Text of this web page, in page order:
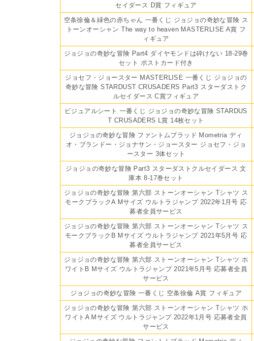
セイダース D賞 フィギュア
空条徐倫＆緑色の赤ちゃん 一番くじ ジョジョの奇妙な冒険 ス
トーンオーシャン The way to heaven MASTERLISE A賞 フ
ィギュア
ジョジョの奇妙な冒険 Part4 ダイヤモンドは砕けない 18-29巻
セット ポストカード付き
ジョセフ・ジョースター MASTERLISE 一番くじ ジョジョの
奇妙な冒険 STARDUST CRUSADERS Part3 スターダストク
ルセイダース C賞フィギュア
ビジュアルシート 一番くじ ジョジョの奇妙な冒険 STARDUS
T CRUSADERS L賞 14枚セット
ジョジョの奇妙な冒険 ファントムブラッド Mometria ディ
オ・ブランドー・ジョナサン・ジョースター ジョセフ・ジョ
ースター 3体セット
ジョジョの奇妙な冒険 Part3 スターダストクルセイダース 文
庫本 8-17巻セット
ジョジョの奇妙な冒険 第六部 ストーンオーシャン Tシャツ ス
モークブラックA Mサイズ ウルトラジャンプ 2022年1月号 応
募者全員サービス
ジョジョの奇妙な冒険 第六部 ストーンオーシャン Tシャツ ス
モークブラックB Mサイズ ウルトラジャンプ 2021年5月号 応
募者全員サービス
ジョジョの奇妙な冒険 第六部 ストーンオーシャン Tシャツ ホ
ワイトB Mサイズ ウルトラジャンプ 2021年5月号 応募者全員
サービス
ジョジョの奇妙な冒険 一番くじ 空条徐倫 A賞 フィギュア
ジョジョの奇妙な冒険 第六部 ストーンオーシャン Tシャツ ホ
ワイトA Mサイズ ウルトラジャンプ 2022年1月号 応募者全員
サービス